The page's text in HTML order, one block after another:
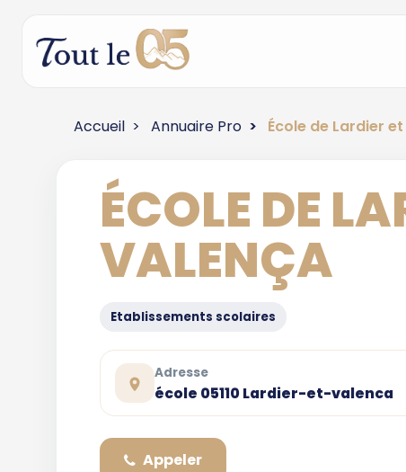
Accueil Annuaire Pro École de Lardier
ÉCOLE DE
VALENÇA
Etablissements scolaires
Adresse
école 05110 Lardier-et-valenca
Appeler